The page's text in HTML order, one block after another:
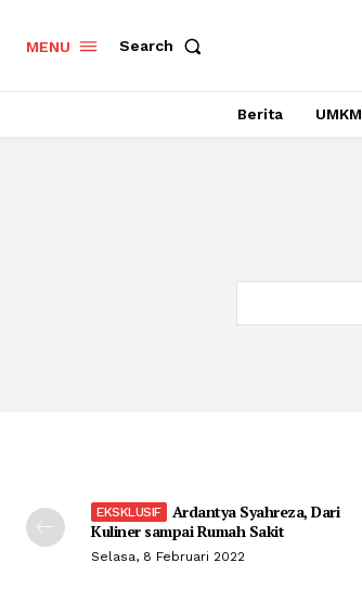
MENU Search
Berita UMKM
Ardantya Syahreza, Dari
Kuliner sampai Rumah Sakit
Selasa, 8 Februari 2022